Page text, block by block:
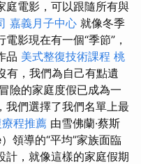
庭電影，可以跟隨所有與
嘉義月子中心 就像冬季
影現在有一個“季節”，
品 美式整復技術課程 桃
有，我們為自己有點遺
險的家庭度假已成為一
我們選擇了我們名單上最
程推薦 由雪佛蘭·蔡斯
領導的“平均”家族面臨
計，就像這樣的家庭假期